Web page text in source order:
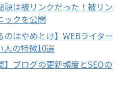
訣は被リンクだった！被リン
ックを公開
のはやめとけ】WEBライター
人の特徴10選
】ブログの更新頻度とSEOの